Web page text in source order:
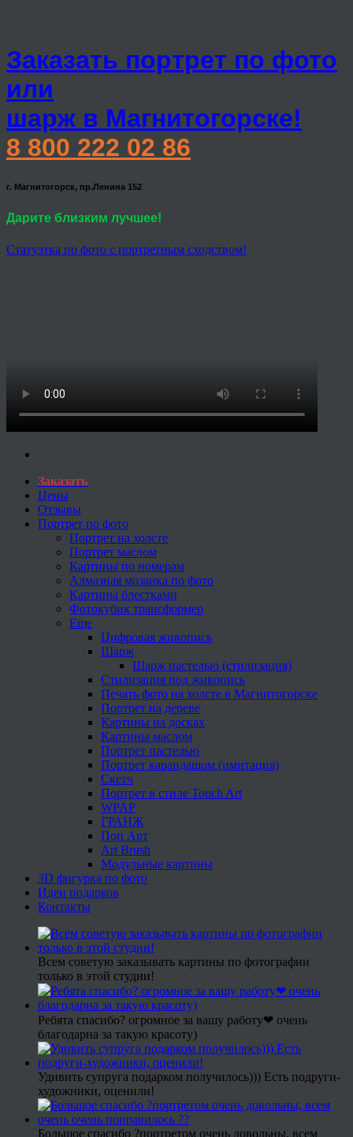
Заказать портрет по фото
или
шарж в Магнитогорске!
8 800 222 02 86
г. Магнитогорск, пр.Ленина 152
Дарите близким лучшее!
Статуэтка по фото с портретным сходством!
Заказать
Цены
Отзывы
Портрет по фото
Портрет на холсте
Портрет маслом
Картины по номерам
Алмазная мозаика по фото
Картины блестками
Фотокубик трансформер
Еще
Цифровая живопись
Шарж
Шарж пастелью (стилизация)
Стилизация под живопись
Печать фото на холсте в Магнитогорске
Портрет на дереве
Картины на досках
Картины маслом
Портрет пастелью
Портрет карандашом (имитация)
Скетч
Портрет в стиле Touch Art
WPAP
ГРАНЖ
Поп Арт
Art Brush
Модульные картины
3D фигурка по фото
Идеи подарков
Контакты
Всем советую заказывать картины по фотографии
только в этой студии!
Ребята спасибо? огромное за вашу работу❤ очень
благодарна за такую красоту)
Удивить супруга подарком получилось))) Есть подруги-
художники, оценили!
Большое спасибо ?портретом очень довольны, всем